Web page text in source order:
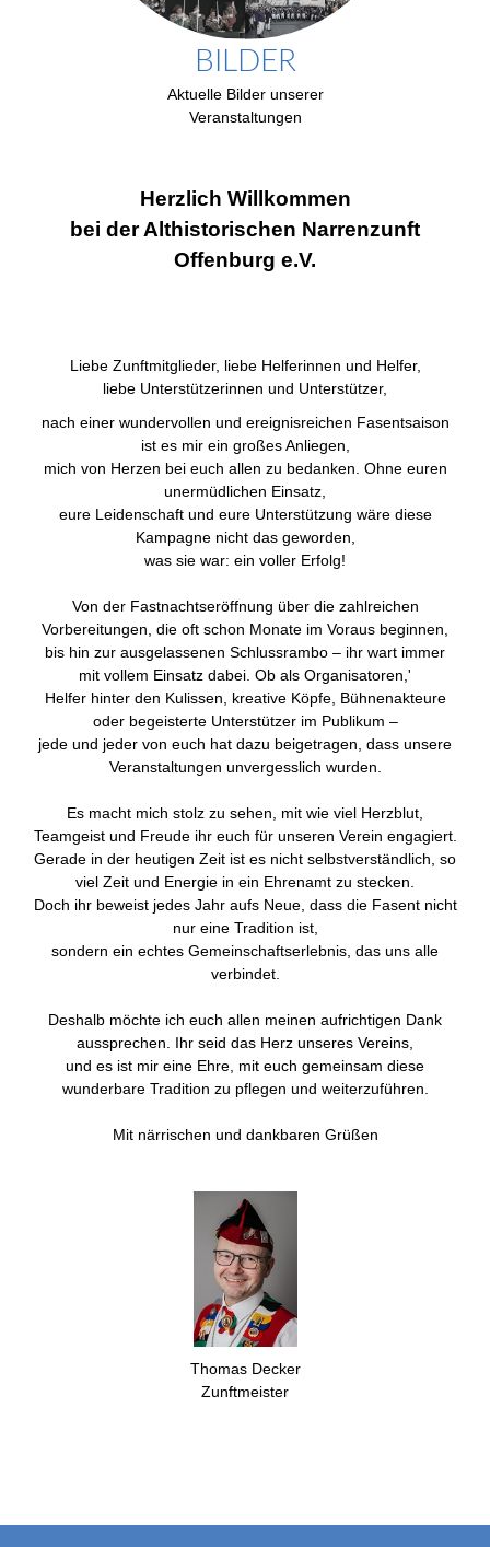
BILDER
Aktuelle Bilder unserer
Veranstaltungen
Herzlich Willkommen
bei der Althistorischen Narrenzunft
Offenburg e.V.
Liebe Zunftmitglieder, liebe Helferinnen und Helfer,
liebe Unterstützerinnen und Unterstützer,
nach einer wundervollen und ereignisreichen Fasentsaison
ist es mir ein großes Anliegen,
mich von Herzen bei euch allen zu bedanken. Ohne euren
unermüdlichen Einsatz,
eure Leidenschaft und eure Unterstützung wäre diese
Kampagne nicht das geworden,
was sie war: ein voller Erfolg!
Von der Fastnachtseröffnung über die zahlreichen
Vorbereitungen, die oft schon Monate im Voraus beginnen,
bis hin zur ausgelassenen Schlussrambo – ihr wart immer
mit vollem Einsatz dabei. Ob als Organisatoren,'
Helfer hinter den Kulissen, kreative Köpfe, Bühnenakteure
oder begeisterte Unterstützer im Publikum –
jede und jeder von euch hat dazu beigetragen, dass unsere
Veranstaltungen unvergesslich wurden.
Es macht mich stolz zu sehen, mit wie viel Herzblut,
Teamgeist und Freude ihr euch für unseren Verein engagiert.
Gerade in der heutigen Zeit ist es nicht selbstverständlich, so
viel Zeit und Energie in ein Ehrenamt zu stecken.
Doch ihr beweist jedes Jahr aufs Neue, dass die Fasent nicht
nur eine Tradition ist,
sondern ein echtes Gemeinschaftserlebnis, das uns alle
verbindet.
Deshalb möchte ich euch allen meinen aufrichtigen Dank
aussprechen. Ihr seid das Herz unseres Vereins,
und es ist mir eine Ehre, mit euch gemeinsam diese
wunderbare Tradition zu pflegen und weiterzuführen.
Mit närrischen und dankbaren Grüßen
Thomas Decker
Zunftmeister